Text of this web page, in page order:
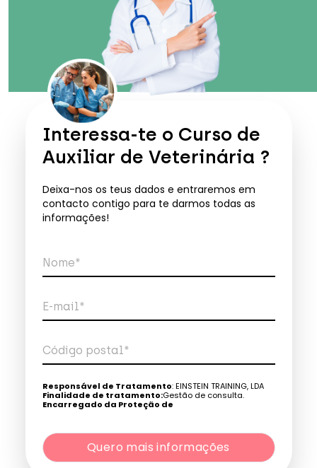
Interessa-te o Curso de
Auxiliar de Veterinária ?
Deixa-nos os teus dados e entraremos em
contacto contigo para te darmos todas as
informações!
Nome*
E-mail*
Telefone*
Código postal*
Responsável de Tratamento: EINSTEIN TRAINING, LDA
Finalidade de tratamento:Gestão de consulta.
Encarregado da Proteção de
por obrigação legal. / Direitos: aceder, retificar e excluir os
dados, bem como outros direitos, conforme o explicito na
Política de Privacidade.
Quero mais informações